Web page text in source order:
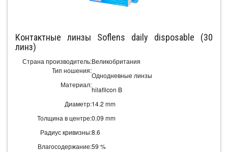
Контактные линзы Soflens daily disposable (30
линз)
Страна производитель:
Тип ношения:
Материал:
Великобритания
Однодневные линзы
hilafilcon B
Диаметр:
Толщина в центре:
14.2 mm
0.09 mm
Радиус кривизны:8.6
Влагосодержание:59 %